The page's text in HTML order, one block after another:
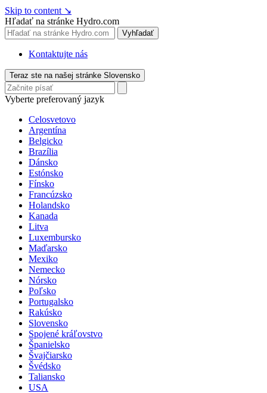
Skip to content ↘
Hľadať na stránke Hydro.com
Vyhľadať
Kontaktujte nás
Teraz ste na našej stránke Slovensko
Vyberte preferovaný jazyk
Celosvetovo
Argentína
Belgicko
Brazília
Dánsko
Estónsko
Fínsko
Francúzsko
Holandsko
Kanada
Litva
Luxembursko
Maďarsko
Mexiko
Nemecko
Nórsko
Poľsko
Portugalsko
Rakúsko
Slovensko
Spojené kráľovstvo
Španielsko
Švajčiarsko
Švédsko
Taliansko
USA